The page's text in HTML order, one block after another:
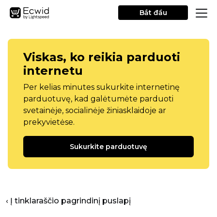
Bắt đầu
Viskas, ko reikia parduoti
internetu
Per kelias minutes sukurkite internetinę
parduotuvę, kad galėtumėte parduoti
svetainėje, socialinėje žiniasklaidoje ar
prekyvietėse.
Sukurkite parduotuvę
‹ Į tinklaraščio pagrindinį puslapį